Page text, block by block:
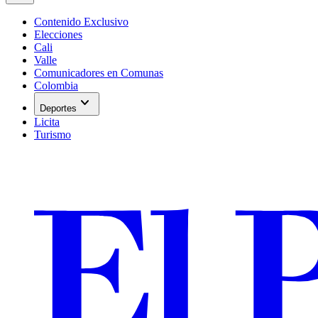
Contenido Exclusivo
Elecciones
Cali
Valle
Comunicadores en Comunas
Colombia
Deportes expand_more
Licita
Turismo